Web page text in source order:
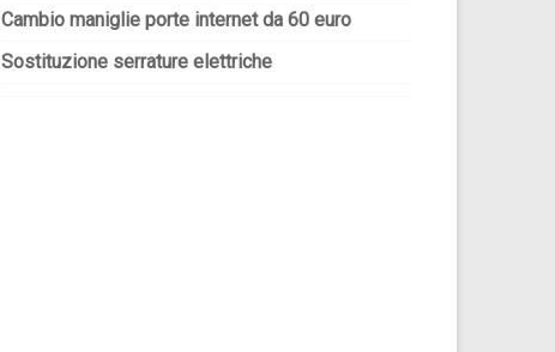
Cambio maniglie porte internet da 60 euro
Sostituzione serrature elettriche